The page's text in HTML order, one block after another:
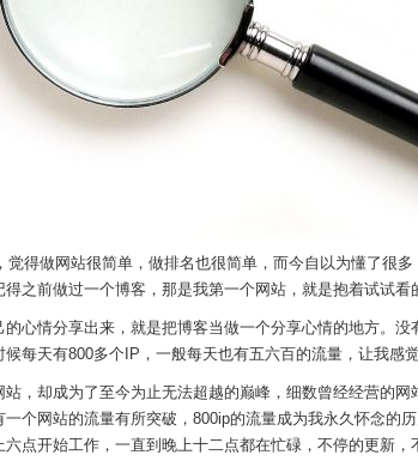
觉得做网站很简单，做排名也很简单，而今自以为懂了很
之前做过一个博客，那是我第一个网站，就是抱着试试看
心情分享出来，就是把博客当做一个分享心情的地方。
每天有800多个IP，一般每天也有五六百的流量，让我感觉
，却成为了至今为止无法超越的巅峰，细数曾经经营的
个网站的流量有所突破，800ip的流量成为我永久怀念的
点开始工作，一直到晚上十二点都在忙碌，不停的更新